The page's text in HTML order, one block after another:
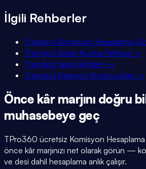
İlgili Rehberler
Trendyol Komisyon Hesaplama
Trendyol Şirket Kurma Rehberi →
Trendyol Vergi Rehberi →
Trendyol Kategori Komisyonları →
Önce kâr marjını doğru
muhasebeye geç
TPro360 ücretsiz Komisyon Hesaplama
önce kâr marjınızı net olarak görün —
ve desi dahil hesaplama anlık çalışır.